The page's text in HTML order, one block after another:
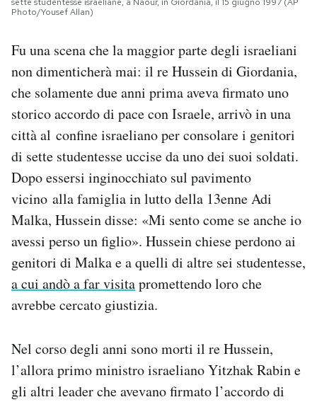
CALENDARIO
Area Personale
Newsletter
Notifiche mobile
Hai bisogno di aiuto?
Esci
sette studentesse israeliane, a Naour, in Giordania, il 15 giugno 1997 (AP
Photo/Yousef Allan)
Fu una scena che la maggior parte degli israeliani
non dimenticherà mai: il re Hussein di Giordania,
che solamente due anni prima aveva firmato uno
storico accordo di pace con Israele, arrivò in una
città al confine israeliano per consolare i genitori
di sette studentesse uccise da uno dei suoi soldati.
Dopo essersi inginocchiato sul pavimento
vicino alla famiglia in lutto della 13enne Adi
Malka, Hussein disse: «Mi sento come se anche io
avessi perso un figlio». Hussein chiese perdono ai
genitori di Malka e a quelli di altre sei studentesse,
a cui andò a far visitapromettendo loro che
avrebbe cercato giustizia.
Nel corso degli anni sono morti il re Hussein,
l’allora primo ministro israeliano Yitzhak Rabin e
gli altri leader che avevano firmato l’accordo di